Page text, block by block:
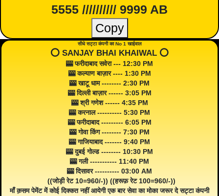
5555 ////////// 9999 AB
Copy
सीधे सट्टा कंपनी का No 1 खाईवाल
⭕️ SANJAY BHAI KHAIWAL ⭕️
🎰 फरीदाबाद सवेरा --- 12:30 PM
🎰 कल्याण बाज़ार ---- 1:30 PM
🎰 खाटू धाम -------- 2:30 PM
🎰 दिल्ली बाज़ार ------ 3:05 PM
🎰 श्री गणेश ------ 4:35 PM
🎰 करनाल ---------- 5:30 PM
🎰 फरीदाबाद --------- 6:05 PM
🎰 गोवा किंग -------- 7:30 PM
🎰 गाजियाबाद ------- 9:40 PM
🎰 दुबई गोल्ड -------- 10:30 PM
🎰 गली ----------- 11:40 PM
🎰 दिसावर ---------- 03:00 AM
((जोड़ी रेट 10=960/-)) ((हरूफ़ रेट 100=960/-))
माँ क़सम पेमेंट में कोई दिक्कत नहीं आयेगी एक बार सेवा का मोका जरूर दे सट्टा कंपनी